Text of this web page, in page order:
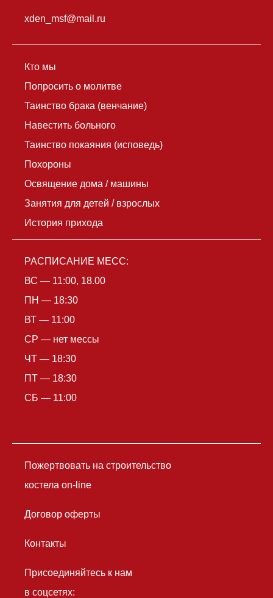
xden_msf@mail.ru
Кто мы
Попросить о молитве
Таинство брака (венчание)
Навестить больного
Таинство покаяния (исповедь)
Похороны
Освящение дома / машины
Занятия для детей / взрослых
История прихода
РАСПИСАНИЕ МЕСС:
ВС — 11:00, 18.00
ПН — 18:30
ВТ — 11:00
СР — нет мессы
ЧТ — 18:30
ПТ — 18:30
СБ — 11:00
Пожертвовать на строительство
костела on-line
Договор оферты
Контакты
Присоединяйтесь к нам
в соцсетях: